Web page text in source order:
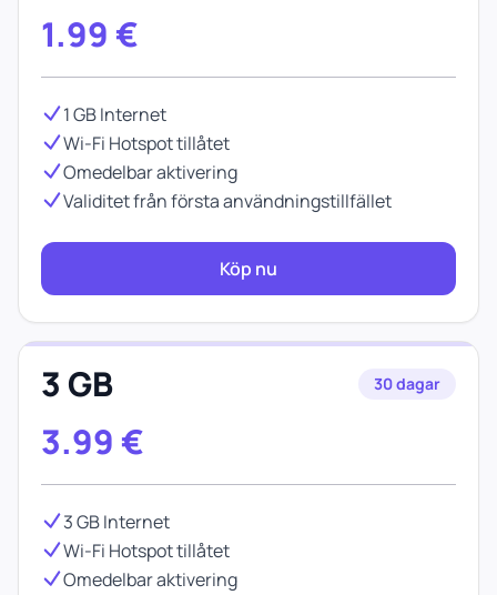
1.99 €
1 GB Internet
Wi-Fi Hotspot tillåtet
Omedelbar aktivering
Validitet från första användningstillfället
Köp nu
3 GB 30 dagar
3.99 €
3 GB Internet
Wi-Fi Hotspot tillåtet
Omedelbar aktivering